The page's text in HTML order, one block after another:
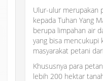
Ulur-ulur merupakan
kepada Tuhan Yang
berupa limpahan air
yang bisa mencukupi
masyarakat petani
Khususnya para
lebih 200 hektar